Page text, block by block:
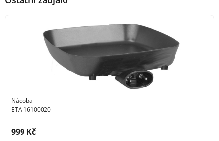
Nádoba
ETA 16100020
Cena s DPH:
999 Kč